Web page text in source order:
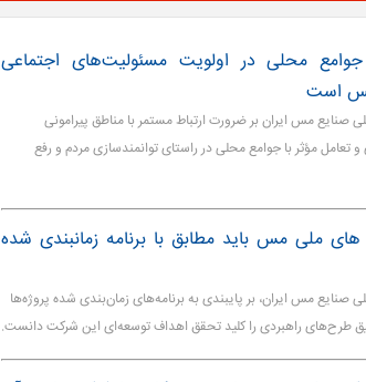
جوامع محلی در اولویت مسئولیت‌های اجتماعی
است
صنایع مس ایران بر ضرورت ارتباط مستمر با مناطق پیرامونی
تعامل مؤثر با جوامع محلی در راستای توانمندسازی مردم و رفع
های ملی مس باید مطابق با برنامه زمانبندی شده
صنایع مس ایران، بر پایبندی به برنامه‌های زمان‌بندی شده پروژه‌ها
طرح‌های راهبردی را کلید تحقق اهداف توسعه‌ای این شرکت دانست.